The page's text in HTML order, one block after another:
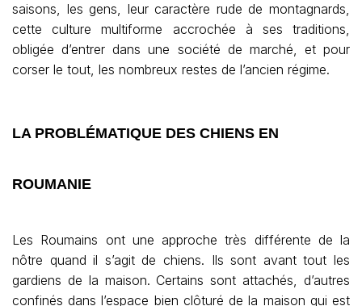
saisons, les gens, leur caractère rude de montagnards,
cette culture multiforme accrochée à ses traditions,
obligée d’entrer dans une société de marché, et pour
corser le tout, les nombreux restes de l’ancien régime.
LA PROBLÉMATIQUE DES CHIENS EN
ROUMANIE
Les Roumains ont une approche très différente de la
nôtre quand il s’agit de chiens. Ils sont avant tout les
gardiens de la maison. Certains sont attachés, d’autres
confinés dans l’espace bien clôturé de la maison qui est